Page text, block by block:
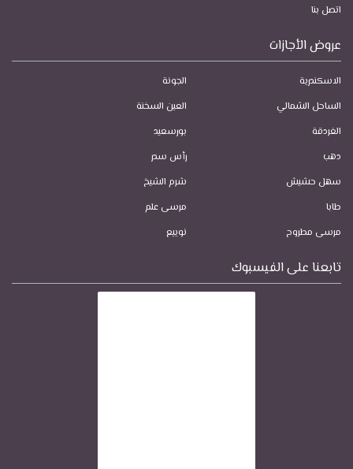
اتصل بنا
عروض الأجازات
الاسكندرية
الجونة
الساحل الشمالي
العين السخنة
الغردقة
بورسعيد
دهب
رأس سدر
سهل حشيش
شرم الشيخ
طابا
مرسى علم
مرسى مطروح
نويبع
تابعنا على الفيسبوك